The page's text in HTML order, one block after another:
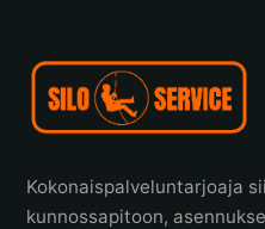
Kokonaispalveluntarjoaja
kunnossapitoon,